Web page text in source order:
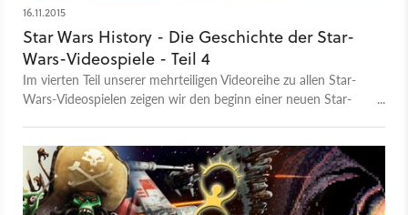
16.11.2015
Star Wars History - Die Geschichte der Star-
Wars-Videospiele - Teil 4
Im vierten Teil unserer mehrteiligen Videoreihe zu allen Star-
Wars-Videospielen zeigen wir den beginn einer neuen Star-
Racer, Gungang Frontier uvm.